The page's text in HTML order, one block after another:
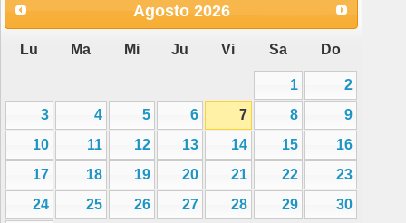
Agosto 2026
Lu Ma Mi Ju Vi Sa Do
1
2
3
4 5 6 7 8
9
10
11 12 13 14 15
16
17
18 19 20 21 22
23
24
25 26 27 28 29
30